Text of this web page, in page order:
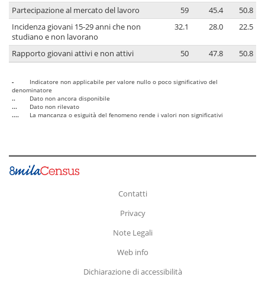
Partecipazione al mercato del lavoro 59 45.4
50.8
Incidenza giovani 15-29 anni che non
studiano e non lavorano
32.1 28.0 22.5
Rapporto giovani attivi e non attivi 50 47.8 50.8
-
Indicatore non applicabile per valore nullo o poco significativo del
denominatore
..
Dato non ancora disponibile
...
Dato non rilevato
....
La mancanza o esiguità del fenomeno rende i valori non significativi
Contatti
Privacy
Note Legali
Web info
Dichiarazione di accessibilità